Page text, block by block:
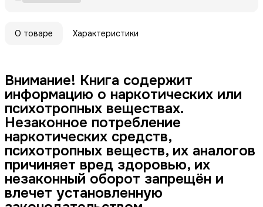
О товаре Характеристики
Внимание! Книга содержит
информацию о наркотических или
психотропных веществах.
Незаконное потребление
наркотических средств,
психотропных веществ, их аналогов
причиняет вред здоровью, их
незаконный оборот запрещён и
влечет установленную